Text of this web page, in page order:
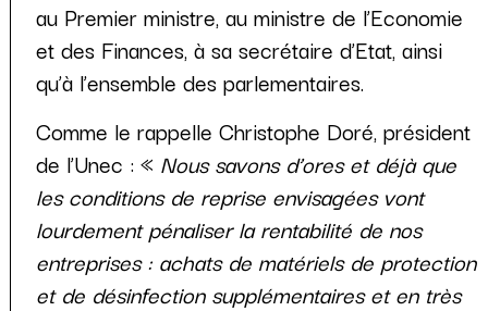
au Premier ministre, au ministre de l’Economie
et des Finances, à sa secrétaire d’Etat, ainsi
qu’à l’ensemble des parlementaires.
Comme le rappelle Christophe Doré, président
de l’Unec : « Nous savons d’ores et déjà que
les conditions de reprise envisagées vont
lourdement pénaliser la rentabilité de nos
entreprises : achats de matériels de protection
et de désinfection supplémentaires et en très